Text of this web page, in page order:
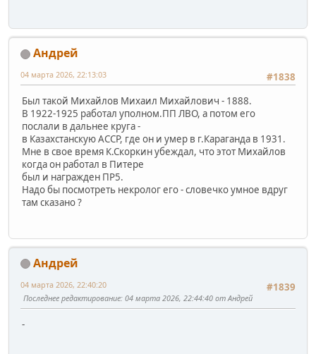
Андрей
#1838
04 марта 2026, 22:13:03
Был такой Михайлов Михаил Михайлович - 1888.
В 1922-1925 работал уполном.ПП ЛВО, а потом его
послали в дальнее круга -
в Казахстанскую АССР, где он и умер в г.Караганда в 1931.
Мне в свое время К.Скоркин убеждал, что этот Михайлов
когда он работал в Питере
был и награжден ПР5.
Надо бы посмотреть некролог его - словечко умное вдруг
там сказано ?
Андрей
#1839
04 марта 2026, 22:40:20
Последнее редактирование: 04 марта 2026, 22:44:40 от Андрей
-